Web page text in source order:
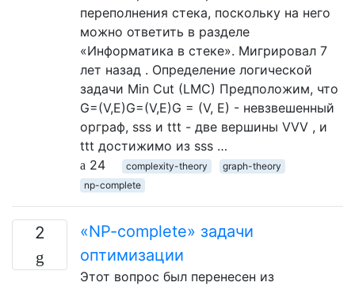
переполнения стека, поскольку на него
можно ответить в разделе
«Информатика в стеке». Мигрировал 7
лет назад . Определение логической
задачи Min Cut (LMC) Предположим, что
G=(V,E)G=(V,E)G = (V, E) - невзвешенный
орграф, sss и ttt - две вершины VVV , и
ttt достижимо из sss …
24
complexity-theory
graph-theory
np-complete
2
«NP-complete» задачи
оптимизации
Этот вопрос был перенесен из